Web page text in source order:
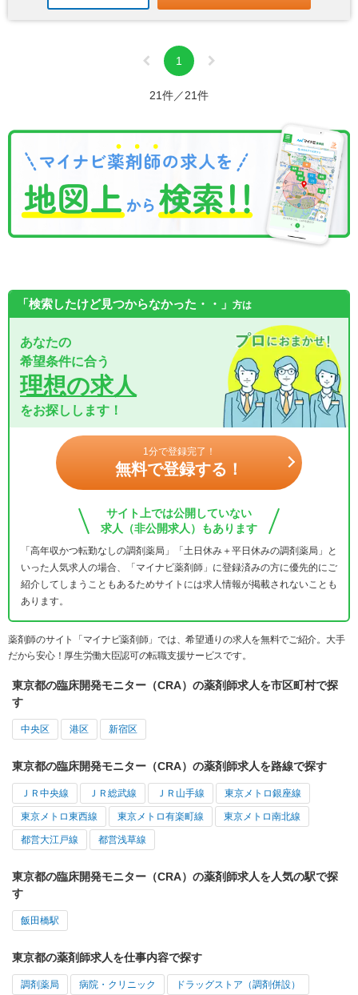
1
21件／21件
「検索したけど見つからなかった・・」 方は
あなたの
希望条件に合う
理想の求人
をお探しします！
1分で登録完了！
無料で登録する！
サイト上では公開していない
求人（非公開求人）もあります
「高年収かつ転勤なしの調剤薬局」「土日休み＋平日休みの調剤薬局」と
いった人気求人の場合、「マイナビ薬剤師」に登録済みの方に優先的にご
紹介してしまうこともあるためサイトには求人情報が掲載されないことも
あります。
薬剤師のサイト「マイナビ薬剤師」では、希望通りの求人を無料でご紹介。大手
だから安心！厚生労働大臣認可の転職支援サービスです。
東京都の臨床開発モニター（CRA）の薬剤師求人を市区町村で探
す
中央区 港区 新宿区
東京都の臨床開発モニター（CRA）の薬剤師求人を路線で探す
ＪＲ中央線 ＪＲ総武線 ＪＲ山手線 東京メトロ銀座線
東京メトロ東西線 東京メトロ有楽町線 東京メトロ南北線
都営大江戸線 都営浅草線
東京都の臨床開発モニター（CRA）の薬剤師求人を人気の駅で探
す
飯田橋駅
東京都の薬剤師求人を仕事内容で探す
調剤薬局 病院・クリニック ドラッグストア（調剤併設）